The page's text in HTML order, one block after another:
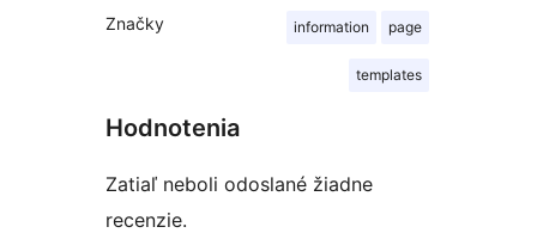
Značky information page
templates
Hodnotenia
Zatiaľ neboli odoslané žiadne
recenzie.